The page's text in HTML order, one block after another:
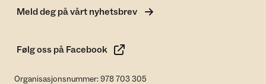
Meld deg på vårt nyhetsbrev
Følg oss på Facebook
Organisasjonsnummer: 978 703 305